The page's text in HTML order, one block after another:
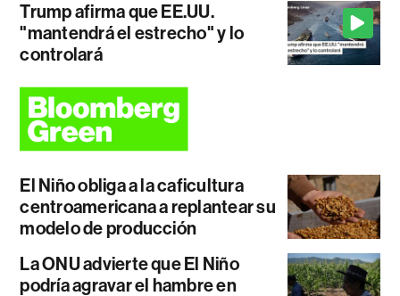
Trump afirma que EE.UU.
"mantendrá el estrecho" y lo
controlará
El Niño obliga a la caficultura
centroamericana a replantear su
modelo de producción
La ONU advierte que El Niño
podría agravar el hambre en